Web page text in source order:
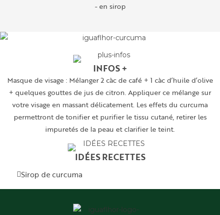
- en sirop
INFOS +
Masque de visage : Mélanger 2 càc de café + 1 càc d’huile d’olive
+ quelques gouttes de jus de citron. Appliquer ce mélange sur
votre visage en massant délicatement. Les effets du curcuma
permettront de tonifier et purifier le tissu cutané, retirer les
impuretés de la peau et clarifier le teint.
IDÉES RECETTES
Sirop de curcuma